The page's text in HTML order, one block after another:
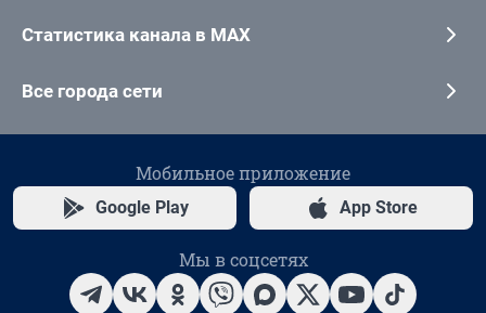
Статистика канала в MAX
Все города сети
Мобильное приложение
Google Play App Store
Мы в соцсетях